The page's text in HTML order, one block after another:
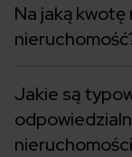
Na jaką
Jakie są